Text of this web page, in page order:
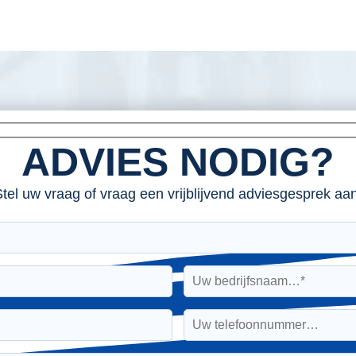
ADVIES NODIG?
uw vraag of vraag een vrijblijvend adviesgesprek